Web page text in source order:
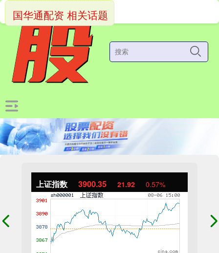
上证指数 3900.35 21.92 0.57%
国华通配资 相关话题